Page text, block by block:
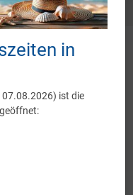
Taekwondo
aus Korea. Die
in
07.08.2026) ist die